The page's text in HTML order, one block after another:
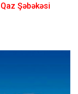
Qaz Şəbəkəsi